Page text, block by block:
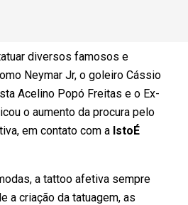
diversos famosos e
Neymar Jr, o goleiro Cássio
Acelino Popó Freitas e o Ex-
o aumento da procura pelo
em contato com a IstoÉ
a tattoo afetiva sempre
a criação da tatuagem, as